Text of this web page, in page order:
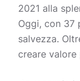
2021 alla
Oggi, con 37
salvezza.
creare